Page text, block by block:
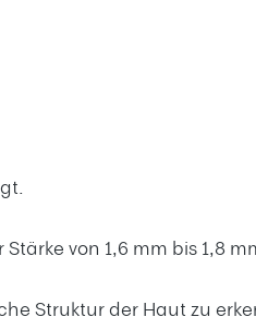
von 1,6 mm bis 1,8
Struktur der Haut zu